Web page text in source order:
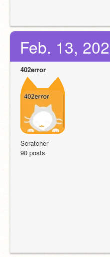
Feb. 13,
402error
Scratcher
90 posts